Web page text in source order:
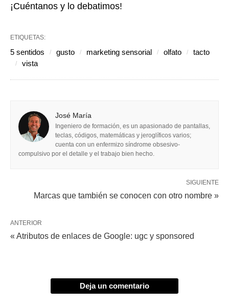
¡Cuéntanos y lo debatimos!
ETIQUETAS:
5 sentidos gusto marketing sensorial olfato
tacto
vista
José María
Ingeniero de formación, es un apasionado de pantallas,
teclas, códigos, matemáticas y jeroglíficos varios;
cuenta con un enfermizo síndrome obsesivo-
compulsivo por el detalle y el trabajo bien hecho.
SIGUIENTE
Marcas que también se conocen con otro nombre »
ANTERIOR
« Atributos de enlaces de Google: ugc y sponsored
Deja un comentario